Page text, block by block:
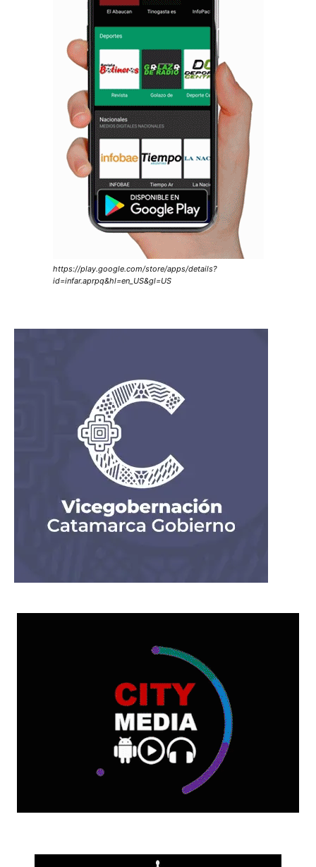
https://play.google.com/store/apps/details?
id=infar.aprpq&hl=en_US&gl=US